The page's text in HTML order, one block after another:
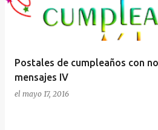
Postales de cumpleaños con
mensajes IV
el mayo 17, 2016